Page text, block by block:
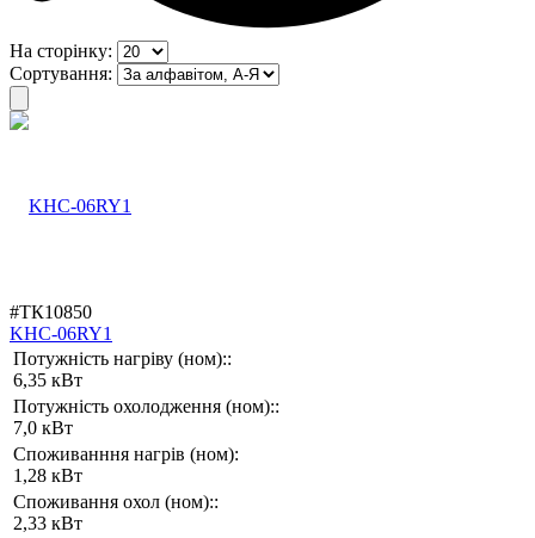
На сторінку:
Сортування:
#ТК10850
KHC-06RY1
Потужність нагріву (ном)::
6,35 кВт
Потужність охолодження (ном)::
7,0 кВт
Споживанння нагрів (ном):
1,28 кВт
Споживання охол (ном)::
2,33 кВт